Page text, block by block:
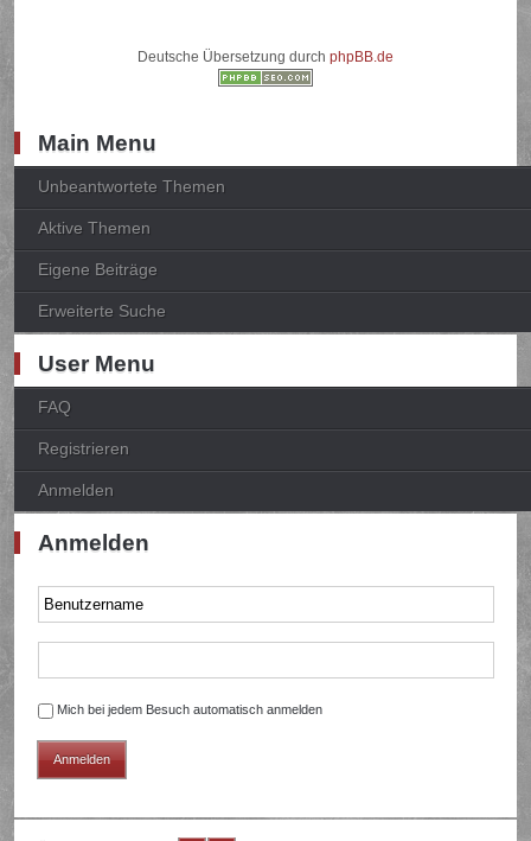
Deutsche Übersetzung durch phpBB.de
Main Menu
Unbeantwortete Themen
Aktive Themen
Eigene Beiträge
Erweiterte Suche
User Menu
FAQ
Registrieren
Anmelden
Anmelden
Mich bei jedem Besuch automatisch anmelden